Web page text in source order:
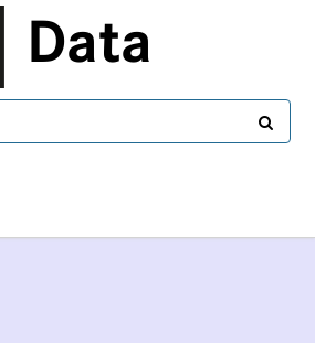
Data